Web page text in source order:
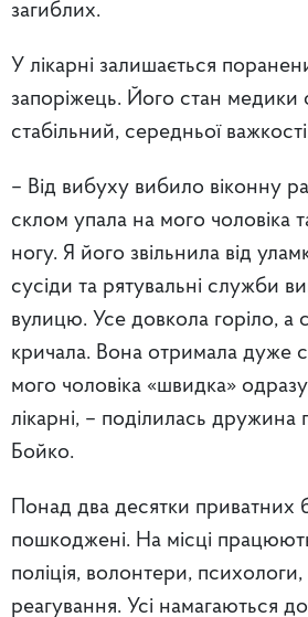
загиблих.
У лікарні залишається
запоріжець. Його стан медики
стабільний, середньої
– Від вибуху вибило віконну
склом упала на мого чоловіка
ногу. Я його звільнила від
сусіди та рятувальні служби
вулицю. Усе довкола горіло, а
кричала. Вона отримала дуже
мого чоловіка «швидка»
лікарні, – поділилась дружина
Бойко.
Понад два десятки приватних
пошкоджені. На місці
поліція, волонтери,
реагування. Усі намагаються